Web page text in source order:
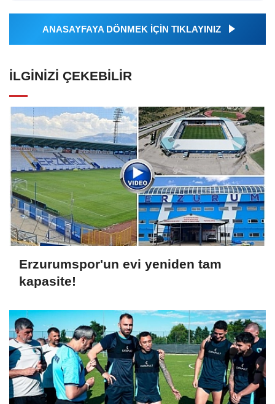
ANASAYFAYA DÖNMEK İÇİN TIKLAYINIZ
İLGINIZI ÇEKEBILIR
Erzurumspor'un evi yeniden tam
kapasite!